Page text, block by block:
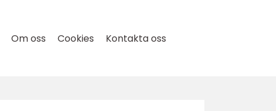
Om oss Cookies Kontakta oss